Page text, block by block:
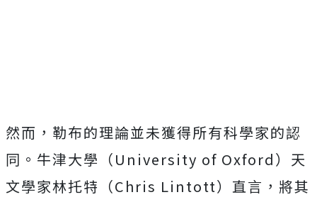
然而，勒布的理論並未獲得所有科學家的認
同。牛津大學（University of Oxford）天
文學家林托特（Chris Lintott）直言，將其